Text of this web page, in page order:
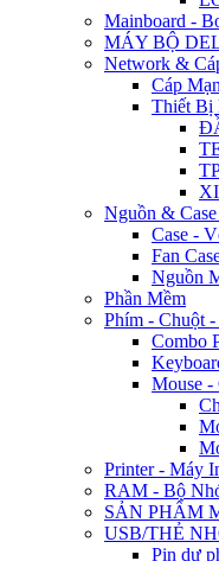
Mainboard -
MÁY BỘ
Network &
Cáp
Thiết Bị
Nguồn &
Case -
Fan
Nguồn
Phần Mềm
Phím - Chuột
Combo
Mouse -
Printer - Máy
RAM - Bộ
SẢN PHẨM
USB/THẺ
Pin dự